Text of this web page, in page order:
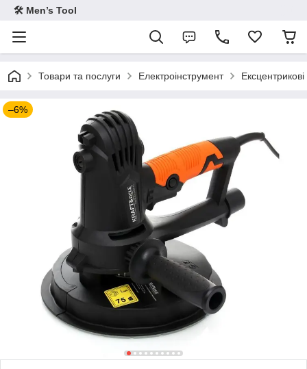
🛠 Men’s Tool
Товари та послуги Електроінструмент
–6%